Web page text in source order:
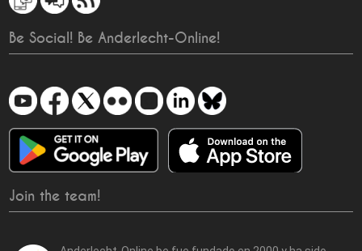
Be Social! Be Anderlecht-Online!
Join the team!